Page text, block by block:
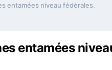
entamées niveau fédérales.
entamées